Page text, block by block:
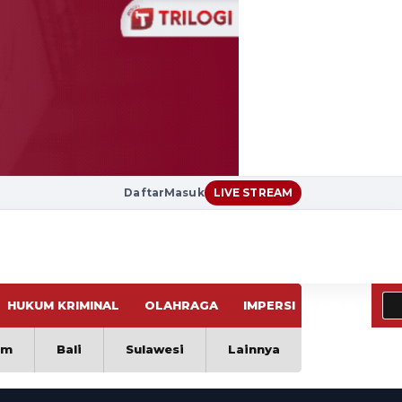
DaftarMasuk LIVE STREAM
HUKUM KRIMINAL OLAHRAGA IMPERSI
Bali Sulawesi Lainnya